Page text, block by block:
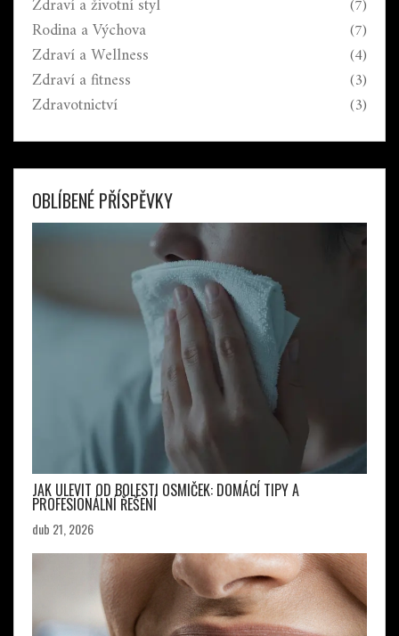
Zdraví a životní styl (7)
Rodina a Výchova (7)
Zdraví a Wellness (4)
Zdraví a fitness (3)
Zdravotnictví (3)
OBLÍBENÉ PŘÍSPĚVKY
JAK ULEVIT OD BOLESTI OSMIČEK: DOMÁCÍ TIPY A
PROFESIONÁLNÍ ŘEŠENÍ
dub 21, 2026